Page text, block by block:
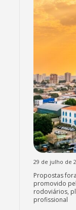
29 de julho de
Propostas
promovido
rodoviários,
profissional